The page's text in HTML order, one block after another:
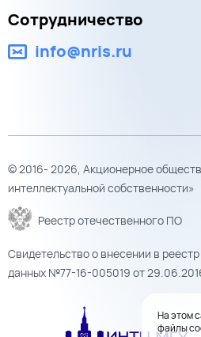
Сотрудничество
info@nris.ru
© 2016- 2026, Акционерное
интеллектуальной собственности»
Реестр отечественного ПО
Свидетельство о внесении в
данных №77-16-005019 от
На этом
файлы